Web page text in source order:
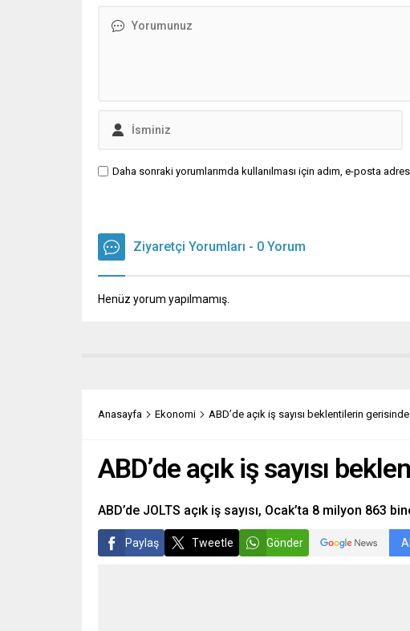
Daha sonraki yorumlarımda kullanılması için adım, e-posta
Ziyaretçi Yorumları - 0 Yorum
Henüz yorum yapılmamış.
Anasayfa Ekonomi ABD’de açık iş sayısı beklentilerin gerisinde
ABD’de açık iş sayısı
ABD’de JOLTS açık iş sayısı, Ocak’ta 8 milyon
Paylaş Tweetle Gönder